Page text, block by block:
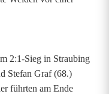
2:1-Sieg in Straubing
Stefan Graf (68.)
führten am Ende